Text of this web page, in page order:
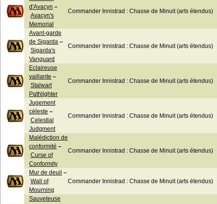
d'Avacyn –
Avacyn's
Memorial
Commander Innistrad : Chasse de Minuit (arts étendus)
Avant-garde
de Sigarda –
Sigarda's
Vanguard
Commander Innistrad : Chasse de Minuit (arts étendus)
Eclaireuse
vaillante –
Stalwart
Pathlighter
Commander Innistrad : Chasse de Minuit (arts étendus)
Jugement
céleste –
Celestial
Judgment
Commander Innistrad : Chasse de Minuit (arts étendus)
Malédiction de
conformité –
Curse of
Conformity
Commander Innistrad : Chasse de Minuit (arts étendus)
Mur de deuil –
Wall of
Mourning
Commander Innistrad : Chasse de Minuit (arts étendus)
Sauveteuse